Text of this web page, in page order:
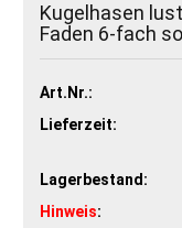
Kugelhasen
Faden 6-fach
Art.Nr.:
Lieferzeit:
Lagerbestand:
Hinweis: